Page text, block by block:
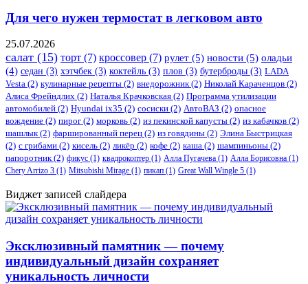
Для чего нужен термостат в легковом авто
25.07.2026
салат (15) торт (7) кроссовер (7) рулет (5) новости (5) оладьи
(4) седан (3) хэтчбек (3) коктейль (3) плов (3) бутерброды (3) LADA
Vesta (2) кулинарные рецепты (2) внедорожник(2) Николай Караченцов (2)
Алиса Фрейндлих (2) Наталья Крачковская (2) Программа утилизации
автомобилей (2) ​Hyundai ix35 (2) сосиски (2) АвтоВАЗ (2) опасное
вождение (2) пирог (2) морковь (2) из пекинской капусты (2) из кабачков (2)
шашлык(2) фаршированный перец (2) из говядины (2) Элина Быстрицкая
(2) с грибами (2) кисель (2) ликёр (2) кофе (2) каша (2) шампиньоны (2)
папоротник(2) фикус (1) квадрокоптер (1) Алла Пугачева (1) Алла Борисовна (1)
Chery Arrizo 3 (1) Mitsubishi Mirage (1) пикап (1) Great Wall Wingle 5 (1)
Виджет записей слайдера
Эксклюзивный памятник — почему
индивидуальный дизайн сохраняет
уникальность личности